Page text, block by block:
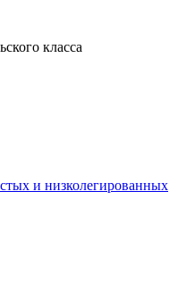
класса
и низколегированных